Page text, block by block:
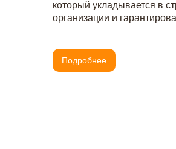
который укладывается в
организации и
Подробнее